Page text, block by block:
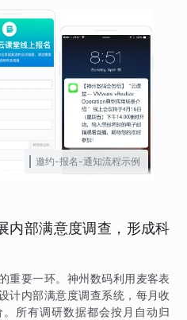
邀约-报名-通知流程示例
内部满意度调查，形成科
重要一环。神州数码利用麦客表
计内部满意度调查系统，每月收
所有调研数据都会按月自动归